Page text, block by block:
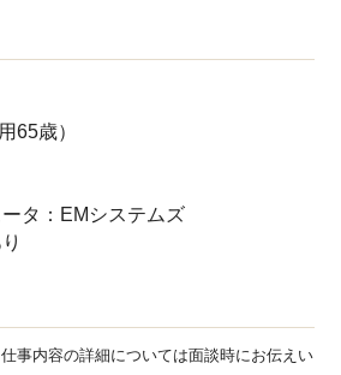
65歳）
タ：EMシステムズ
事内容の詳細については面談時にお伝えい